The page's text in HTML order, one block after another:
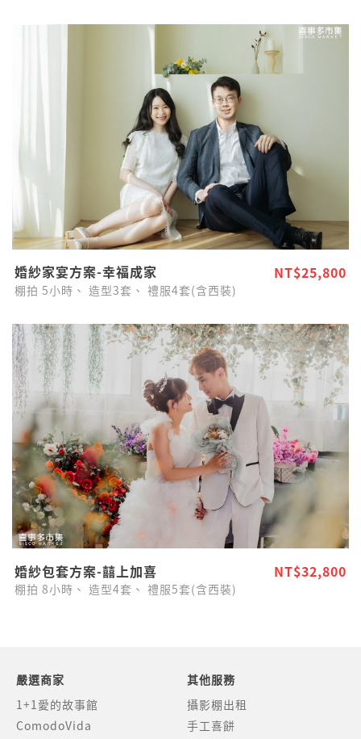
婚紗家宴方案-幸福成家 NT$25,800
棚拍 5小時、 造型3套、 禮服4套(含西裝)
婚紗包套方案-囍上加喜 NT$32,800
棚拍 8小時、 造型4套、 禮服5套(含西裝)
嚴選商家
1+1愛的故事館
ComodoVida
其他服務
攝影棚出租
手工喜餅